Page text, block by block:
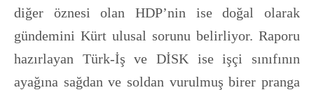
diğer öznesi olan HDP’nin ise doğal olarak
gündemini Kürt ulusal sorunu belirliyor. Raporu
hazırlayan Türk-İş ve DİSK ise işçi sınıfının
ayağına sağdan ve soldan vurulmuş birer pranga